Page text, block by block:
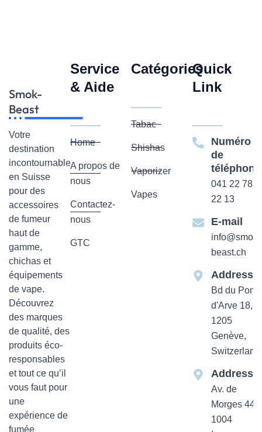
Smok-
Beast
Votre
destination
incontournable
en Suisse
pour des
accessoires
de fumeur
haut de
gamme,
chichas et
équipements
de vape.
Découvrez
des marques
de qualité, des
produits éco-
responsables
et tout ce qu’il
vous faut pour
une
expérience de
fumée
Service
& Aide
Home
A propos de
nous
Contactez-
nous
GTC
Catégories
Tabac
Shishas
Vaporizer
Vapes
Quick
Link
Numéro
de
téléphone
041 22 782
22 13
E-mail
info@smok-
beast.ch
Addresse
Bd du Pont-
d'Arve 18,
1205
Genève,
Switzerland
Addresse
Av. de
Morges 44
1004